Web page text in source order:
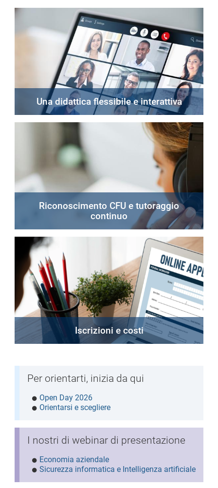
Una didattica flessibile e interattiva
Riconoscimento CFU e tutoraggio
continuo
Iscrizioni e costi
Per orientarti, inizia da qui
Open Day 2026
Orientarsi e scegliere
I nostri di webinar di presentazione
Economia aziendale
Sicurezza informatica e Intelligenza artificiale